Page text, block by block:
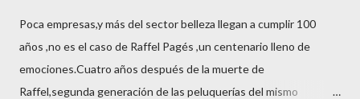
Poca empresas,y más del sector belleza llegan a cumplir 100
años ,no es el caso de Raffel Pagés ,un centenario lleno de
emociones.Cuatro años después de la muerte de
Raffel,segunda generación de las peluquerías del mismo